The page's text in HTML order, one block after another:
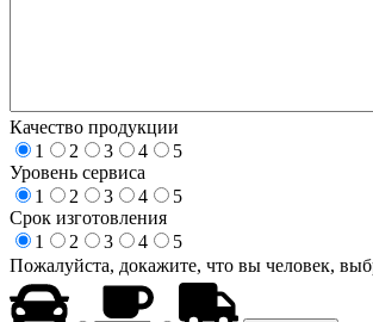
Качество продукции
1
2 3 4
5
Уровень сервиса
1
2 3 4
5
Срок изготовления
1
2 3 4
5
Пожалуйста, докажите, что вы человек,